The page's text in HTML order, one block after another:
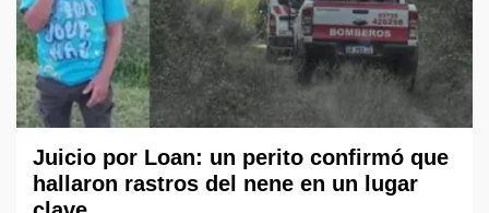
Juicio por Loan: un perito confirmó que
hallaron rastros del nene en un lugar